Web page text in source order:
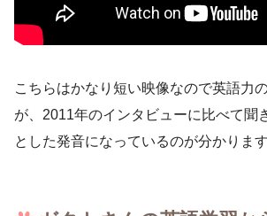
こちらはかなり短い映像なので英語力
が、2011年のインタビューに比べて聞
とした発音になっているのが分かります